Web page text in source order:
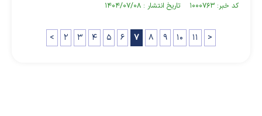
کد خبر: ۱۰۰۰۷۶۳ تاریخ انتشار : ۱۴۰۴/۰۷/۰۸
< ۲ ۳ ۴ ۵ ۶ ۷ ۸ ۹ ۱۰ ۱۱ >